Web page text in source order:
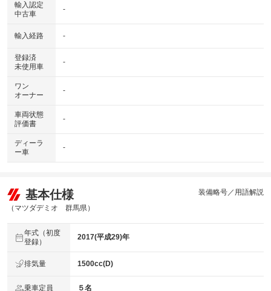
輸入認定
中古車
-
輸入経路 -
登録済
未使用車
-
ワン
オーナー
-
車両状態
評価書
-
ディーラ
ー車
-
基本仕様
（マツダデミオ 群馬県）
装備略号／用語解説
年式（初度
登録）
2017(平成29)年
排気量 1500cc(D)
乗車定員 ５名